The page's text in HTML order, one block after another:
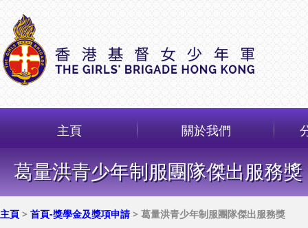
主頁 關於我們
葛量洪青少年制服團隊傑出服務獎
主頁 > 首頁-獎學金及獎項申請> 葛量洪青少年制服團隊傑出服務獎